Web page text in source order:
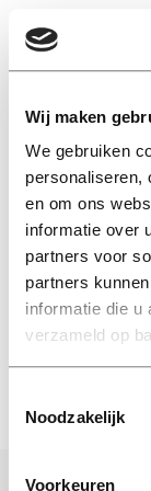
Wij maken
We gebruiken
personaliseren,
en om ons
informatie over
partners voor
partners
informatie die u
verzameld op
Noodzakelijk
Voorkeuren
Talk Buddies